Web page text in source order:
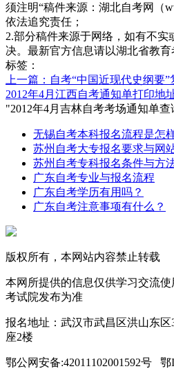
须注明“稿件来源：湖北自考网（
依法追究责任；
2.部分稿件来源于网络，如有不
决。最新官方信息请以湖北省教育
标签：
上一篇：自考“中国近现代史纲要
2012年4月江西自考通知单打印地
"2012年4月吉林自考考场通知单
无锡自考本科报名流程是怎
苏州自考大专报名要求与网
苏州自考专科报名条件与方
广东自考专业与报名流程
广东自考学历有用吗？
广东自考注意事项有什么？
版权所有，本网站内容禁止转载
本网所提供的信息仅供学习交流
考试院发布为准
报名地址：武汉市武昌区洪山东
座2楼
鄂公网安备:42011102001592号 鄂